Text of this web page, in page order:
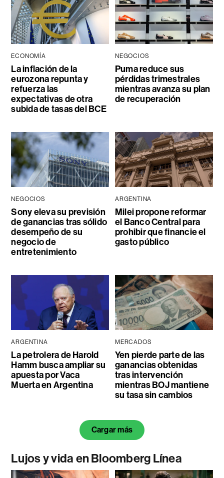
ECONOMÍA
La inflación de la
eurozona repunta y
refuerza las
expectativas de otra
subida de tasas del BCE
NEGOCIOS
Puma reduce sus
pérdidas trimestrales
mientras avanza su plan
de recuperación
NEGOCIOS
Sony eleva su previsión
de ganancias tras sólido
desempeño de su
negocio de
entretenimiento
ARGENTINA
Milei propone reformar
el Banco Central para
prohibir que financie el
gasto público
ARGENTINA
La petrolera de Harold
Hamm busca ampliar su
apuesta por Vaca
Muerta en Argentina
MERCADOS
Yen pierde parte de las
ganancias obtenidas
tras intervención
mientras BOJ mantiene
su tasa sin cambios
Cargar más
Lujos y vida en Bloomberg Línea